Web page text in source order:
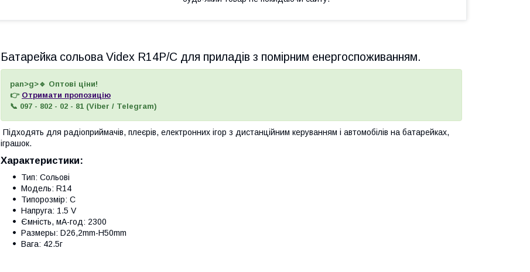
Батарейка сольова Videx R14P/C для приладів з помірним енергоспоживанням.
pan>g>🔹 Оптові ціни!
👉 Отримати пропозицію
📞 097 - 802 - 02 - 81 (Viber / Telegram)
Підходять для радіоприймачів, плеєрів, електронних ігор з дистанційним керуванням і автомобілів на батарейках,
іграшок.
Характеристики:
Тип: Сольові
Модель: R14
Типорозмір: C
Напруга: 1.5 V
Ємність, мА-год: 2300
Размеры: D26,2mm-H50mm
Вага: 42.5г